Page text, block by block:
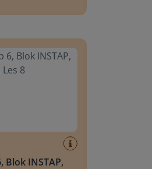
Blok INSTAP,